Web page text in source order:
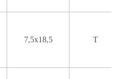
7,5х18,5 T